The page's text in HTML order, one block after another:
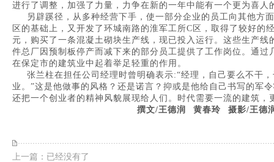
进行了调整，加强了力量，力争在新的一年中能有一个更为喜人
另辟蹊径，从多种经营下手，使一部分企业的员工向其他方
区的基础上，又开发了环城南路的淮军工所C区，取得了较好
元，购买了一条混凝土砌块生产线，现已投入运行。这些生产
件总厂因预制板停产而减下来的部分员工提供了工作岗位。通
在保定市的建筑业中起着举足轻重的作用。
张兰柱在担任公司经理时曾明确表示:“经理，自己要么不干
业。”这是他做事的风格？还是诺言？抑或是他给自己书写的军
还把一个创业者的精神风貌展现给人们。时代需要一流的建筑，
撰文/王德润 黄春玲 摄影/王德
上一篇：已经没有了